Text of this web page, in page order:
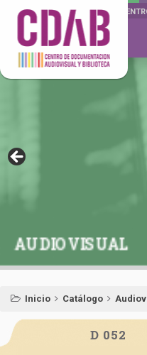
DOCUMENTA DRAMÁTICAS
AUDIOVISUAL
Inicio Catálogo
D 052